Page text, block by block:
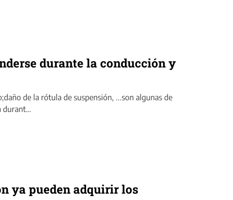
durante la conducción y
de la rótula de suspensión, ...son algunas de
durant…
ya pueden adquirir los